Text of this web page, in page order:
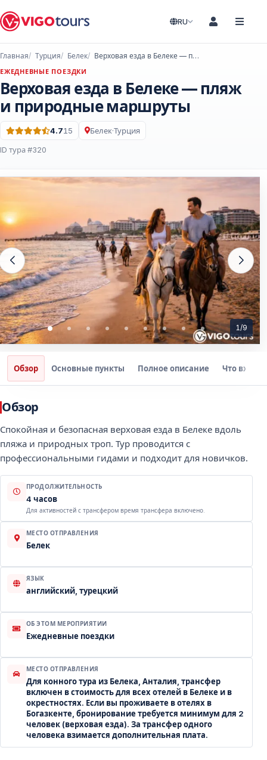
RU
Главная Турция Белек Верховая езда в Белеке — пляж и природные маршруты
ЕЖЕДНЕВНЫЕ ПОЕЗДКИ
Верховая езда в Белеке — пляж
и природные маршруты
Оценка: 4.7 из 5 · 15 Отзывы
4.715 Белек·Турция
ID тура #320
1/9
Обзор Основные пункты Полное описание Что
Обзор
Спокойная и безопасная верховая езда в Белеке вдоль
пляжа и природных троп. Тур проводится с
профессиональными гидами и подходит для новичков.
ПРОДОЛЖИТЕЛЬНОСТЬ
4 часов
Для активностей с трансфером время трансфера включено.
МЕСТО ОТПРАВЛЕНИЯ
Белек
ЯЗЫК
английский, турецкий
ОБ ЭТОМ МЕРОПРИЯТИИ
Ежедневные поездки
МЕСТО ОТПРАВЛЕНИЯ
Для конного тура из Белека, Анталия, трансфер
включен в стоимость для всех отелей в Белеке и в
окрестностях. Если вы проживаете в отелях в
Богазкенте, бронирование требуется минимум для 2
человек (верховая езда). За трансфер одного
человека взимается дополнительная плата.